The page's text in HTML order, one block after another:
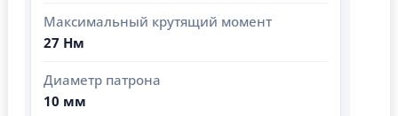
Максимальный крутящий момент
27 Нм
Диаметр патрона
10 мм